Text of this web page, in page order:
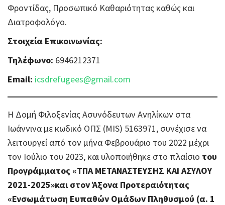
Φροντίδας, Προσωπικό Καθαριότητας καθώς και
Διατροφολόγο.
Στοιχεία Επικοινωνίας:
Τηλέφωνο: 6946212371
Email: icsdrefugees@gmail.com
Η Δομή Φιλοξενίας Ασυνόδευτων Aνηλίκων στα
Ιωάννινα με κωδικό ΟΠΣ (MIS) 5163971, συνέχισε να
λειτουργεί από τον μήνα Φεβρουάριο του 2022 μέχρι
τον Ιούλιο του 2023, και υλοποιήθηκε στο πλαίσιο του
Προγράμματος «ΤΠΑ ΜΕΤΑΝΑΣΤΕΥΣΗΣ ΚΑΙ ΑΣΥΛΟΥ
2021-2025»και στον Άξονα Προτεραιότητας
«Ενσωμάτωση Ευπαθών Ομάδων Πληθυσμού (α. 1